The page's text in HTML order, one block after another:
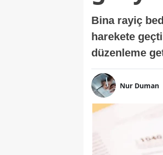
Bina rayiç
harekete
düzenleme
Nur Duman